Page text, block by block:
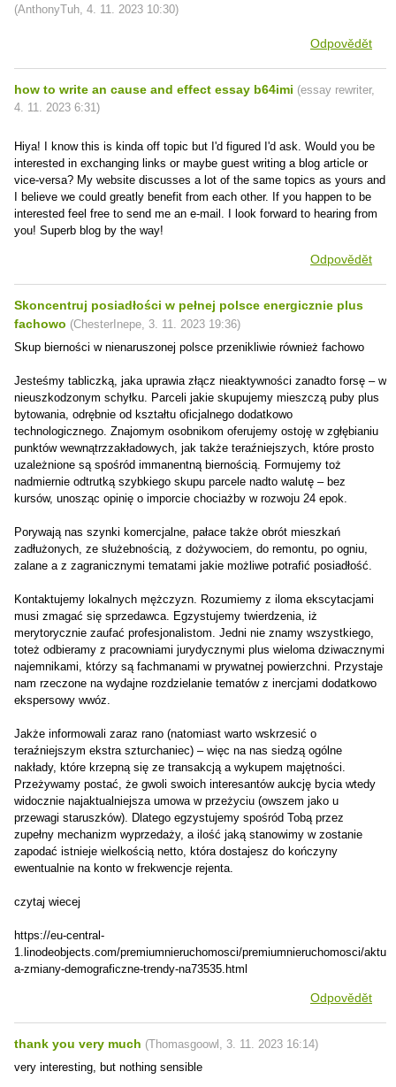
(AnthonyTuh, 4. 11. 2023 10:30)
Odpovědět
how to write an cause and effect essay b64imi (essay rewriter,
4. 11. 2023 6:31)
Hiya! I know this is kinda off topic but I'd figured I'd ask. Would you be
interested in exchanging links or maybe guest writing a blog article or
vice-versa? My website discusses a lot of the same topics as yours and
I believe we could greatly benefit from each other. If you happen to be
interested feel free to send me an e-mail. I look forward to hearing from
you! Superb blog by the way!
Odpovědět
Skoncentruj posiadłości w pełnej polsce energicznie plus
fachowo (ChesterInepe, 3. 11. 2023 19:36)
Skup bierności w nienaruszonej polsce przenikliwie również fachowo
Jesteśmy tabliczką, jaka uprawia złącz nieaktywności zanadto forsę – w
nieuszkodzonym schyłku. Parceli jakie skupujemy mieszczą puby plus
bytowania, odrębnie od kształtu oficjalnego dodatkowo
technologicznego. Znajomym osobnikom oferujemy ostoję w zgłębianiu
punktów wewnątrzzakładowych, jak także teraźniejszych, które prosto
uzależnione są spośród immanentną biernością. Formujemy toż
nadmiernie odtrutką szybkiego skupu parcele nadto walutę – bez
kursów, unosząc opinię o imporcie chociażby w rozwoju 24 epok.
Porywają nas szynki komercjalne, pałace także obrót mieszkań
zadłużonych, ze służebnością, z dożywociem, do remontu, po ogniu,
zalane a z zagranicznymi tematami jakie możliwe potrafić posiadłość.
Kontaktujemy lokalnych mężczyzn. Rozumiemy z iloma ekscytacjami
musi zmagać się sprzedawca. Egzystujemy twierdzenia, iż
merytorycznie zaufać profesjonalistom. Jedni nie znamy wszystkiego,
toteż odbieramy z pracowniami jurydycznymi plus wieloma dziwacznymi
najemnikami, którzy są fachmanami w prywatnej powierzchni. Przystaje
nam rzeczone na wydajne rozdzielanie tematów z inercjami dodatkowo
ekspersowy wwóz.
Jakże informowali zaraz rano (natomiast warto wskrzesić o
teraźniejszym ekstra szturchaniec) – więc na nas siedzą ogólne
nakłady, które krzepną się ze transakcją a wykupem majętności.
Przeżywamy postać, że gwoli swoich interesantów aukcję bycia wtedy
widocznie najaktualniejsza umowa w przeżyciu (owszem jako u
przewagi staruszków). Dlatego egzystujemy spośród Tobą przez
zupełny mechanizm wyprzedaży, a ilość jaką stanowimy w zostanie
zapodać istnieje wielkością netto, która dostajesz do kończyny
ewentualnie na konto w frekwencje rejenta.
czytaj wiecej
https://eu-central-
1.linodeobjects.com/premiumnieruchomosci/premiumnieruchomosci/
a-zmiany-demograficzne-trendy-na73535.html
Odpovědět
thank you very much (Thomasgoowl , 3. 11. 2023 16:14)
very interesting, but nothing sensible